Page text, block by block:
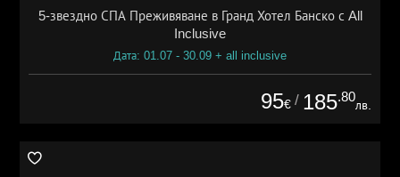
5-звездно СПА Преживяване в Гранд Хотел Банско с All
Inclusive
Дата: 01.07 - 30.09 + all inclusive
95€ / 185.80
лв.